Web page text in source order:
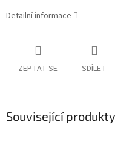
Detailní informace
ZEPTAT SE SDÍLET
Související produkty